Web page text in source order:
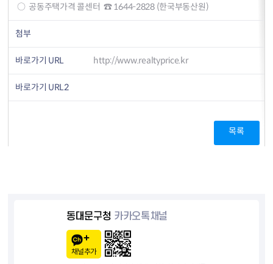
○ 공동주택가격 콜센터 ☎ 1644-2828 (한국부동산원)
첨부
바로가기 URL http://www.realtyprice.kr
바로가기 URL2
목록
동대문구청 카카오톡채널
채널추가